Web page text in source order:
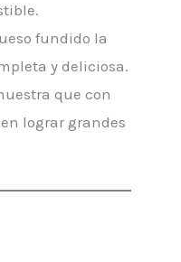
fundido la
y deliciosa.
que con
lograr grandes